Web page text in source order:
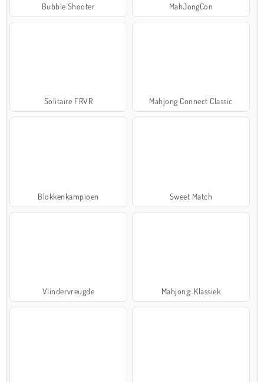
Bubble Shooter MahJongCon
Solitaire FRVR Mahjong Connect Classic
Blokkenkampioen Sweet Match
Vlindervreugde Mahjong: Klassiek